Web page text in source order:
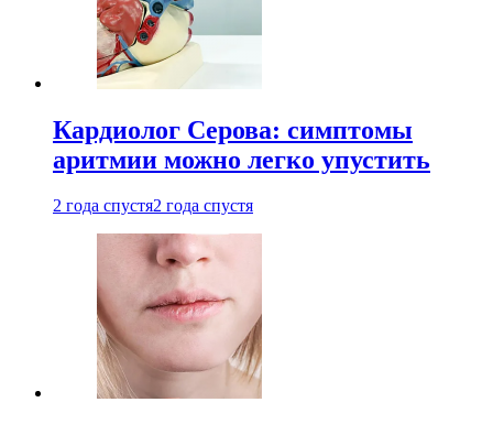
Кардиолог Серова: симптомы
аритмии можно легко упустить
2 года спустя2 года спустя